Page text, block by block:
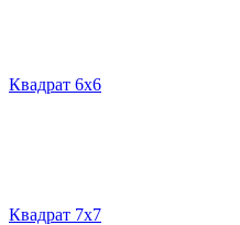
Квадрат 6х6
Квадрат 7х7